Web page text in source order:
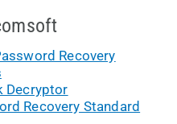
Recovery
Decryptor
Recovery Standard